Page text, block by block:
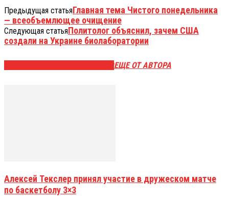
Предыдущая статьяГлавная тема Чистого понедельника
— всеобъемлющее очищение
Следующая статьяПолитолог объяснил, зачем США
создали на Украине биолаборатории
ЕЩЕ ОТ АВТОРА
Алексей Текслер принял участие в дружеском матче
по баскетболу 3×3